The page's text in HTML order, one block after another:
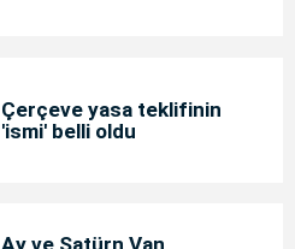
Çerçeve yasa teklifinin
'ismi' belli oldu
Ay ve Satürn Van